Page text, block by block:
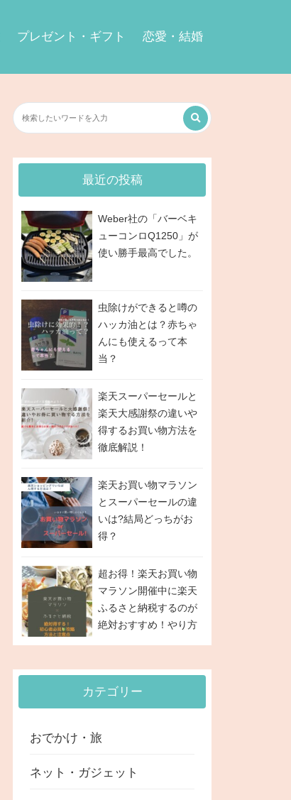
プレゼント・ギフト 恋愛・結婚
最近の投稿
Weber社の「バーベキ
ューコンロQ1250」が
使い勝手最高でした。
虫除けができると噂の
ハッカ油とは？赤ちゃ
んにも使えるって本
当？
楽天スーパーセールと
楽天大感謝祭の違いや
得するお買い物方法を
徹底解説！
楽天お買い物マラソン
とスーパーセールの違
いは?結局どっちがお
得？
超お得！楽天お買い物
マラソン開催中に楽天
ふるさと納税するのが
絶対おすすめ！やり方
カテゴリー
おでかけ・旅
ネット・ガジェット